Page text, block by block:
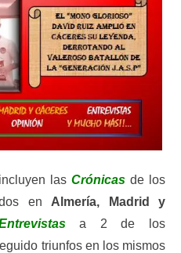
lasCrónicas de los
en Almería, Madrid y
a 2 de los
triunfos en los mismos